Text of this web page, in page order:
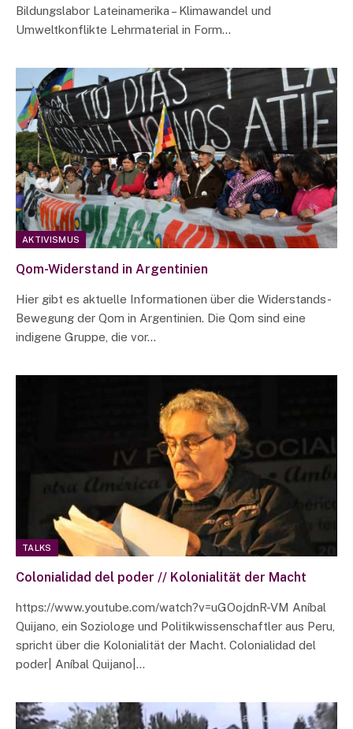
Bildungslabor Lateinamerika – Klimawandel und
Umweltkonflikte Lehrmaterial in Form…
AKTIVISMUS
Qom-Widerstand in Argentinien
Hier gibt es aktuelle Informationen über die Widerstands-
Bewegung der Qom in Argentinien. Die Qom sind eine
indigene Gruppe, die vor…
TALKS
Colonialidad del poder // Kolonialität der Macht
https://www.youtube.com/watch?v=uGOojdnR-VM Aníbal
Quijano, ein Soziologe und Politikwissenschaftler aus Peru,
spricht über die Kolonialität der Macht. Colonialidad del
poder| Aníbal Quijano|…